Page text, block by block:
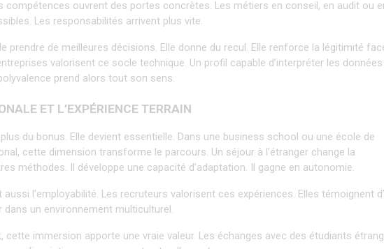
compétences ouvrent des portes concrètes. Les métiers en conseil, en audit ou
Les responsabilités arrivent plus vite.
prendre de meilleures décisions. Elle donne du recul. Elle renforce la légitimité
valorisent ce socle technique. Un profil capable d’interpréter les données
prend alors tout son sens.
ET L’EXPÉRIENCE TERRAIN
du bonus. Elle devient essentielle. Dans une business school ou une école de
cette dimension transforme le parcours. Un séjour à l’étranger change la
méthodes. Il développe une capacité d’adaptation. Il gagne en autonomie.
l’employabilité. Les recruteurs valorisent ces expériences. Elles témoignent
dans un environnement multiculturel.
immersion apporte une vraie valeur. Les échanges avec des étudiants